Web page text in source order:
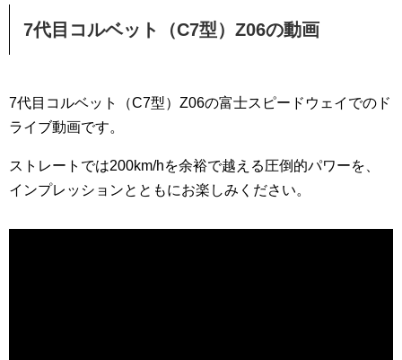
7代目コルベット（C7型）Z06の動画
7代目コルベット（C7型）Z06の富士スピードウェイでのド
ライブ動画です。
ストレートでは200km/hを余裕で越える圧倒的パワーを、
インプレッションとともにお楽しみください。